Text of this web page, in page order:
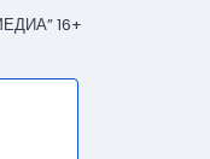
16+